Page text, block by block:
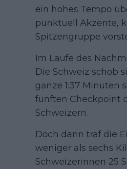
ein hohes Tempo
punktuell Akzente,
Spitzengruppe
Im Laufe des
Die Schweiz schob
ganze 1:37 Minuten
fünften Checkpoint
Schweizern.
Doch dann traf die
weniger als sechs
Schweizerinnen 25